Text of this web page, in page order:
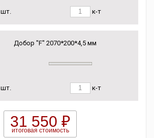
шт. к-т
Добор "F" 2070*200*4,5 мм
шт. к-т
31 550 ₽
итоговая стоимость